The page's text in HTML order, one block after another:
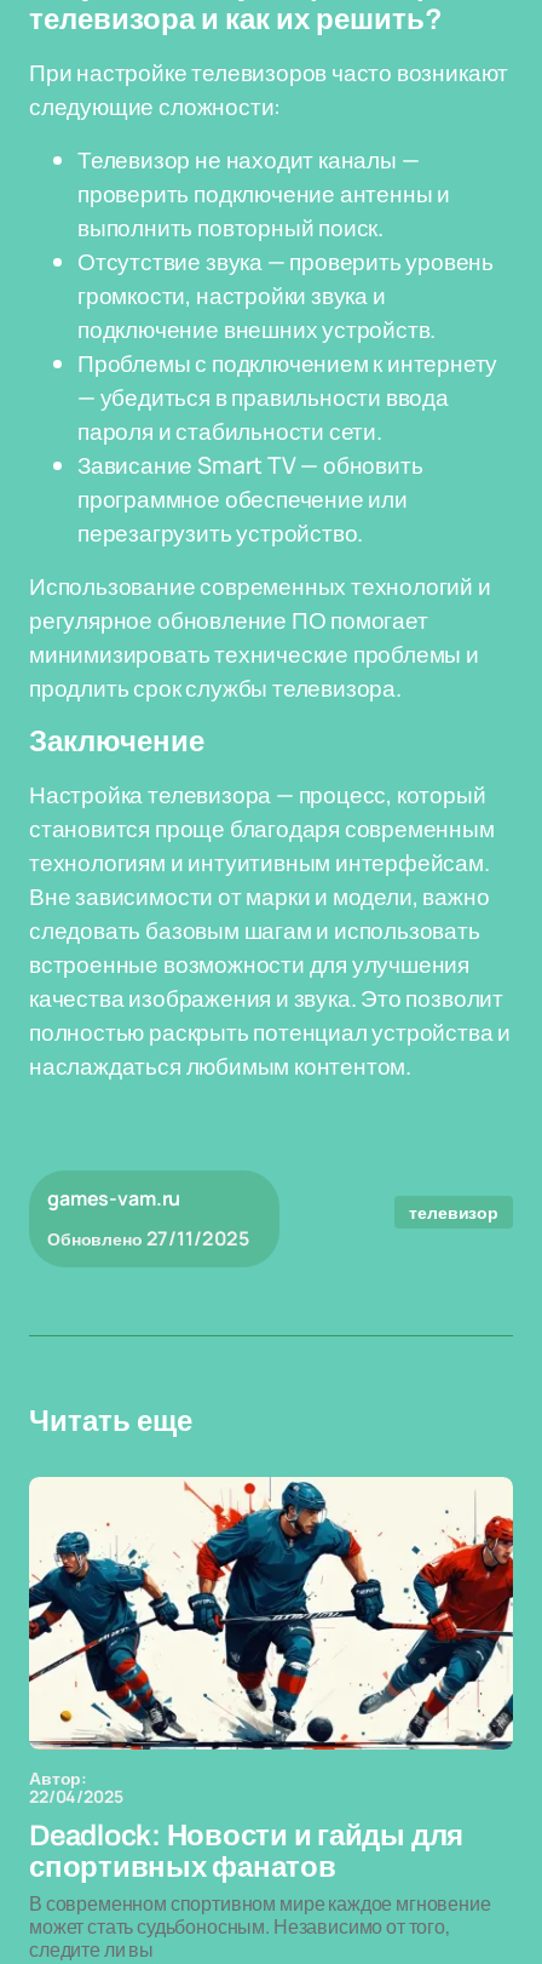
телевизора и как их решить?
При настройке телевизоров часто возникают
следующие сложности:
Телевизор не находит каналы —
проверить подключение антенны и
выполнить повторный поиск.
Отсутствие звука — проверить уровень
громкости, настройки звука и
подключение внешних устройств.
Проблемы с подключением к интернету
— убедиться в правильности ввода
пароля и стабильности сети.
Зависание Smart TV — обновить
программное обеспечение или
перезагрузить устройство.
Использование современных технологий и
регулярное обновление ПО помогает
минимизировать технические проблемы и
продлить срок службы телевизора.
Заключение
Настройка телевизора — процесс, который
становится проще благодаря современным
технологиям и интуитивным интерфейсам.
Вне зависимости от марки и модели, важно
следовать базовым шагам и использовать
встроенные возможности для улучшения
качества изображения и звука. Это позволит
полностью раскрыть потенциал устройства и
наслаждаться любимым контентом.
games-vam.ru
Обновлено 27/11/2025
телевизор
Читать еще
Автор:
22/04/2025
Deadlock: Новости и гайды для
спортивных фанатов
В современном спортивном мире каждое мгновение
может стать судьбоносным. Независимо от того,
следите ли вы